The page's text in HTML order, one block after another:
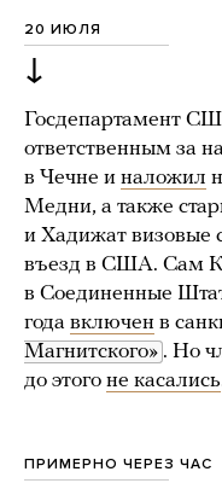
20 ИЮЛЯ
↓
Госдепартамент
ответственным за
в Чечне и наложил
Медни, а также
и Хадижат визовые
въезд в США. Сам
в Соединенные
года включен в
Магнитского» . Но
до этого не касались
ПРИМЕРНО ЧЕРЕЗ ЧАС